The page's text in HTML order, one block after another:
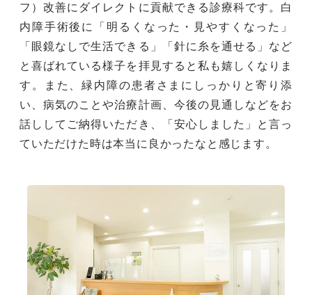
フ）改善にダイレクトに貢献できる診療科です。白
内障手術後に「明るくなった・見やすくなった」
「眼鏡なしで生活できる」「針に糸を通せる」など
と喜ばれている様子を拝見すると私も嬉しくなりま
す。また、緑内障の患者さまにしっかりと寄り添
い、病気のことや治療計画、今後の見通しなどをお
話ししてご納得いただき、「安心しました」と言っ
ていただけた時は本当に良かったなと感じます。